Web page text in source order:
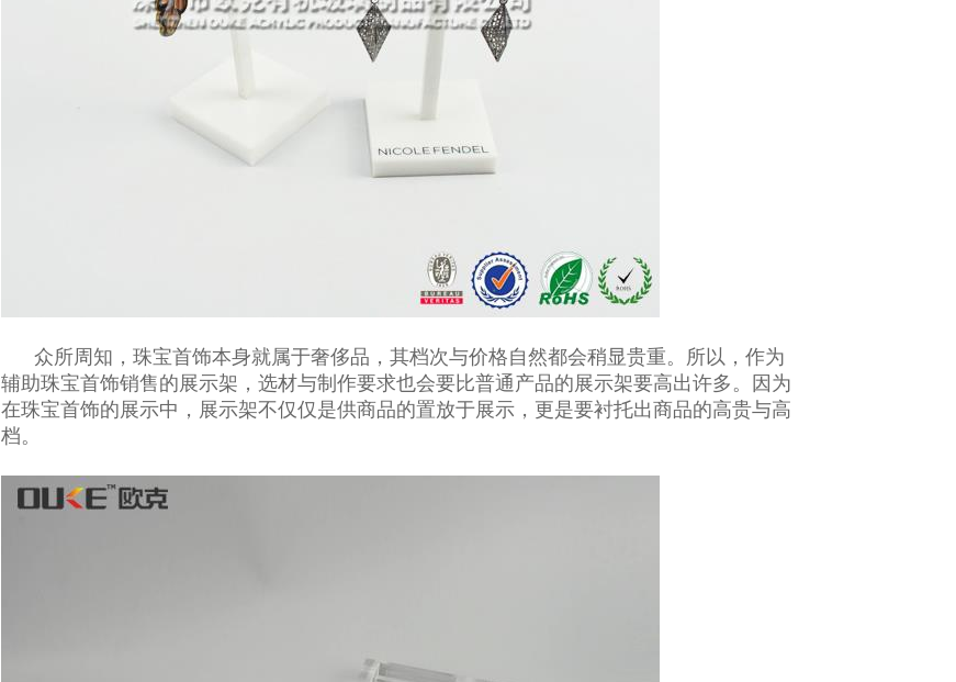
众所周知，珠宝首饰本身就属于奢侈品，其档次与价格自然都会稍显贵重。所以，作为
辅助珠宝首饰销售的展示架，选材与制作要求也会要比普通产品的展示架要高出许多。因为
在珠宝首饰的展示中，展示架不仅仅是供商品的置放于展示，更是要衬托出商品的高贵与高
档。